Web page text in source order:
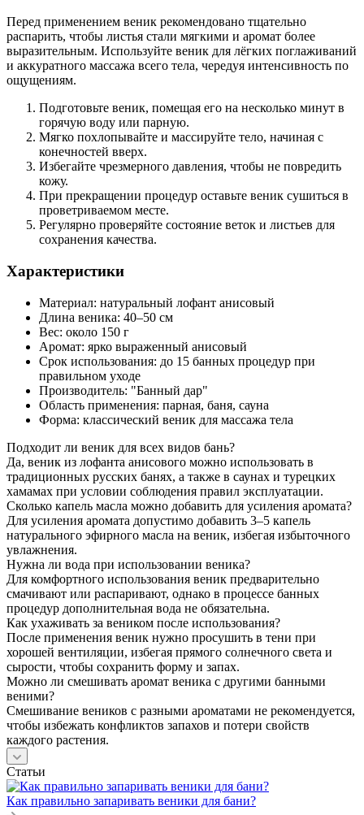
Перед применением веник рекомендовано тщательно
распарить, чтобы листья стали мягкими и аромат более
выразительным. Используйте веник для лёгких поглаживаний
и аккуратного массажа всего тела, чередуя интенсивность по
ощущениям.
Подготовьте веник, помещая его на несколько минут в
горячую воду или парную.
Мягко похлопывайте и массируйте тело, начиная с
конечностей вверх.
Избегайте чрезмерного давления, чтобы не повредить
кожу.
При прекращении процедур оставьте веник сушиться в
проветриваемом месте.
Регулярно проверяйте состояние веток и листьев для
сохранения качества.
Характеристики
Материал: натуральный лофант анисовый
Длина веника: 40–50 см
Вес: около 150 г
Аромат: ярко выраженный анисовый
Срок использования: до 15 банных процедур при
правильном уходе
Производитель: "Банный дар"
Область применения: парная, баня, сауна
Форма: классический веник для массажа тела
Подходит ли веник для всех видов бань?
Да, веник из лофанта анисового можно использовать в
традиционных русских банях, а также в саунах и турецких
хамамах при условии соблюдения правил эксплуатации.
Сколько капель масла можно добавить для усиления аромата?
Для усиления аромата допустимо добавить 3–5 капель
натурального эфирного масла на веник, избегая избыточного
увлажнения.
Нужна ли вода при использовании веника?
Для комфортного использования веник предварительно
смачивают или распаривают, однако в процессе банных
процедур дополнительная вода не обязательна.
Как ухаживать за веником после использования?
После применения веник нужно просушить в тени при
хорошей вентиляции, избегая прямого солнечного света и
сырости, чтобы сохранить форму и запах.
Можно ли смешивать аромат веника с другими банными
веними?
Смешивание веников с разными ароматами не рекомендуется,
чтобы избежать конфликтов запахов и потери свойств
каждого растения.
Статьи
Как правильно запаривать веники для бани?